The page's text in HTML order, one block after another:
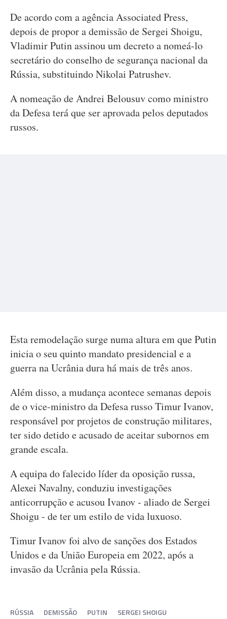
De acordo com a agência Associated Press,
depois de propor a demissão de Sergei Shoigu,
Vladimir Putin assinou um decreto a nomeá-lo
secretário do conselho de segurança nacional da
Rússia, substituindo Nikolai Patrushev.
A nomeação de Andrei Belousuv como ministro
da Defesa terá que ser aprovada pelos deputados
russos.
Esta remodelação surge numa altura em que Putin
inicia o seu quinto mandato presidencial e a
guerra na Ucrânia dura há mais de três anos.
Além disso, a mudança acontece semanas depois
de o vice-ministro da Defesa russo Timur Ivanov,
responsável por projetos de construção militares,
ter sido detido e acusado de aceitar subornos em
grande escala.
A equipa do falecido líder da oposição russa,
Alexei Navalny, conduziu investigações
anticorrupção e acusou Ivanov - aliado de Sergei
Shoigu - de ter um estilo de vida luxuoso.
Timur Ivanov foi alvo de sanções dos Estados
Unidos e da União Europeia em 2022, após a
invasão da Ucrânia pela Rússia.
RÚSSIA DEMISSÃO PUTIN SERGEI SHOIGU